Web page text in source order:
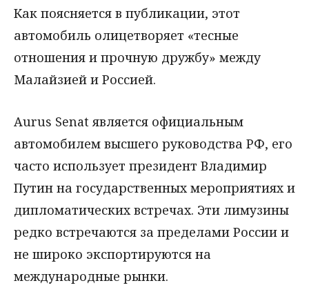
Как поясняется в публикации, этот
автомобиль олицетворяет «тесные
отношения и прочную дружбу» между
Малайзией и Россией.
Aurus Senat является официальным
автомобилем высшего руководства РФ, его
часто использует президент Владимир
Путин на государственных мероприятиях и
дипломатических встречах. Эти лимузины
редко встречаются за пределами России и
не широко экспортируются на
международные рынки.